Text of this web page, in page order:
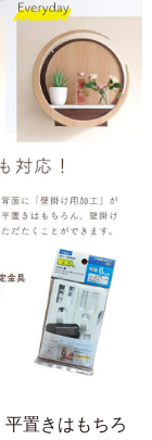
置きはもちろ